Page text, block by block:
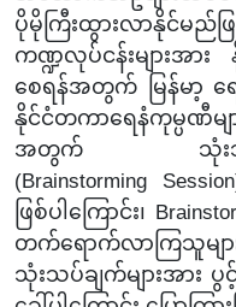
ပိုမိုကြီးထွားလာနိုင်မည်
ကဏ္ဍလုပ်ငန်းများအ
စေရန်အတွက်
မြန်မာ့
နိုင်ငံတကာရေနံကုမ္ပဏီ
အတွက် သုံးသပ်အကြံ
(Brainstorming
ဖြစ်ပါကြောင်း၊
တက်ရောက်လာကြသူမျ
သုံးသပ်ချက်များအား